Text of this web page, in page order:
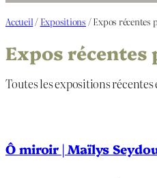
Accueil / Expositions / Expos récentes
Expos récentes
Toutes les expositions récentes
Ô miroir | Maïlys